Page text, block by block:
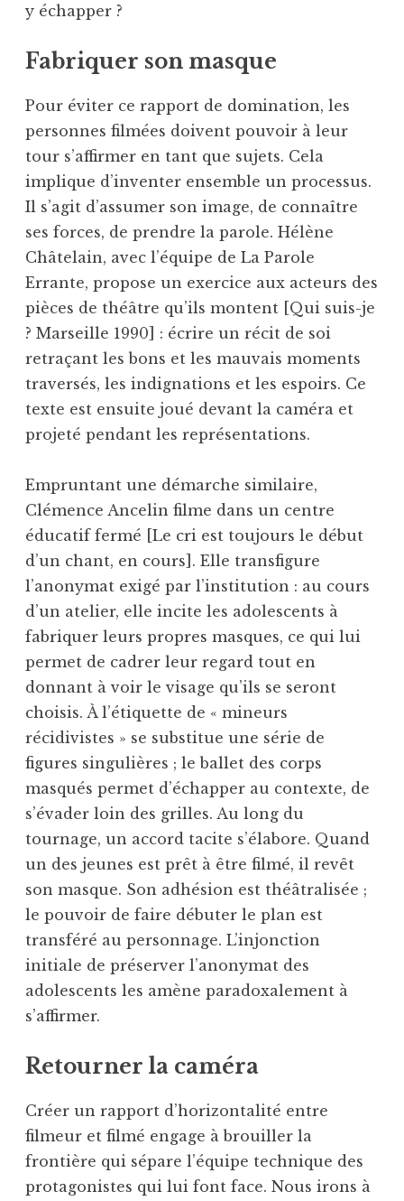
y échapper ?
Fabriquer son masque
Pour éviter ce rapport de domination, les
personnes filmées doivent pouvoir à leur
tour s’affirmer en tant que sujets. Cela
implique d’inventer ensemble un processus.
Il s’agit d’assumer son image, de connaître
ses forces, de prendre la parole. Hélène
Châtelain, avec l’équipe de La Parole
Errante, propose un exercice aux acteurs des
pièces de théâtre qu’ils montent [Qui suis-je
? Marseille 1990] : écrire un récit de soi
retraçant les bons et les mauvais moments
traversés, les indignations et les espoirs. Ce
texte est ensuite joué devant la caméra et
projeté pendant les représentations.
Empruntant une démarche similaire,
Clémence Ancelin filme dans un centre
éducatif fermé [Le cri est toujours le début
d’un chant, en cours]. Elle transfigure
l’anonymat exigé par l’institution : au cours
d’un atelier, elle incite les adolescents à
fabriquer leurs propres masques, ce qui lui
permet de cadrer leur regard tout en
donnant à voir le visage qu’ils se seront
choisis. À l’étiquette de « mineurs
récidivistes » se substitue une série de
figures singulières ; le ballet des corps
masqués permet d’échapper au contexte, de
s’évader loin des grilles. Au long du
tournage, un accord tacite s’élabore. Quand
un des jeunes est prêt à être filmé, il revêt
son masque. Son adhésion est théâtralisée ;
le pouvoir de faire débuter le plan est
transféré au personnage. L’injonction
initiale de préserver l’anonymat des
adolescents les amène paradoxalement à
s’affirmer.
Retourner la caméra
Créer un rapport d’horizontalité entre
filmeur et filmé engage à brouiller la
frontière qui sépare l’équipe technique des
protagonistes qui lui font face. Nous irons à